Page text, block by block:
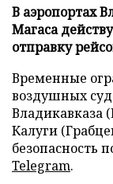
В аэропортах
Магаса
отправку
Временные
воздушных
Владикавказа
Калуги
безопасность
Telegram.